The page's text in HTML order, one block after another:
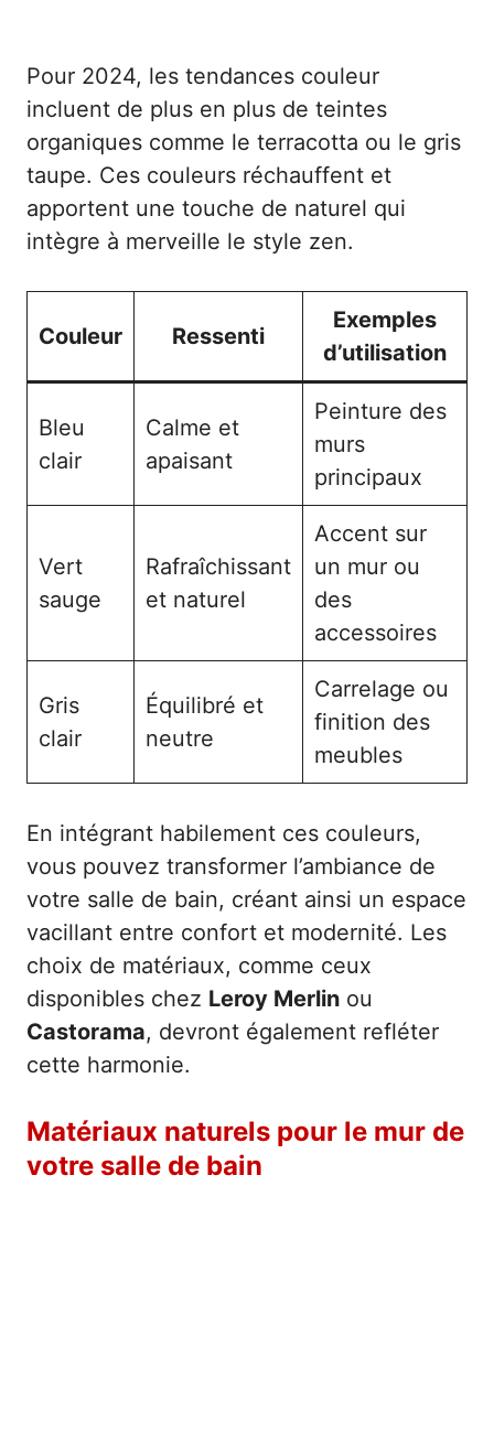
Pour 2024, les tendances couleur
incluent de plus en plus de teintes
organiques comme le terracotta ou le gris
taupe. Ces couleurs réchauffent et
apportent une touche de naturel qui
intègre à merveille le style zen.
Couleur Ressenti
Exemples
d’utilisation
Bleu
clair
Calme et
apaisant
Peinture des
murs
principaux
Vert
sauge
Rafraîchissant
et naturel
Accent sur
un mur ou
des
accessoires
Gris
clair
Équilibré et
neutre
Carrelage ou
finition des
meubles
En intégrant habilement ces couleurs,
vous pouvez transformer l’ambiance de
votre salle de bain, créant ainsi un espace
vacillant entre confort et modernité. Les
choix de matériaux, comme ceux
disponibles chez Leroy Merlin ou
Castorama, devront également refléter
cette harmonie.
Matériaux naturels pour le mur de
votre salle de bain